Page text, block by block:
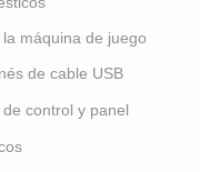
máquina de juego
de cable USB
control y panel